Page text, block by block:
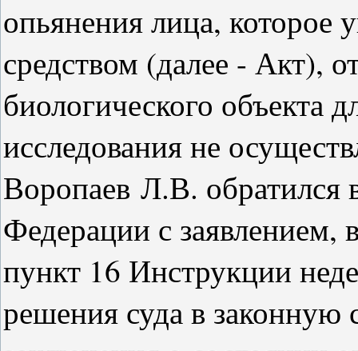
опьянения лица, которое
средством (далее - Акт),
биологического объекта
исследования не
Воропаев Л.В. обратился
Федерации с заявлением,
пункт 16 Инструкции
решения суда в законную